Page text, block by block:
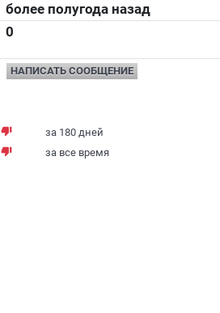
более полугода назад
0
НАПИСАТЬ СООБЩЕНИЕ
thumb_down за 180 дней
thumb_down за все время